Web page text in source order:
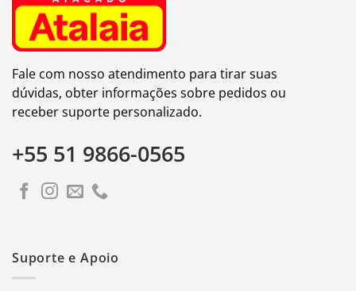
Fale com nosso atendimento para tirar suas
dúvidas, obter informações sobre pedidos ou
receber suporte personalizado.
+55 51 9866-0565
Suporte e Apoio